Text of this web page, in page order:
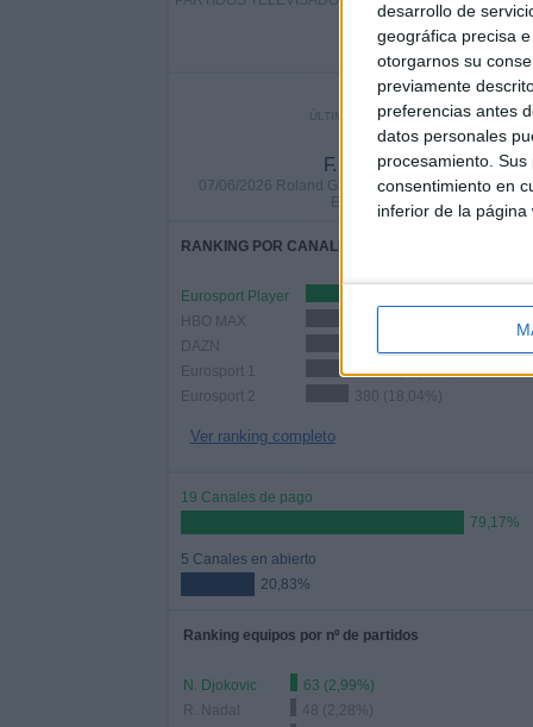
desarrollo de
geográfica precisa
otorgarnos su
previamente
preferencias antes
datos personales
procesamiento.
consentimiento en
inferior de la página
98,34%
ÚLTIMO PARTIDO EN ABIERTO
F. Cobolli - A. Zverev
07/06/2026 Roland Garros por Eurosport 1, HBO
Eurosport 4K, DMAX
RANKING POR CANALES
Eurosport Player
HBO MAX
DAZN
Eurosport 1
503 (23,88%)
Eurosport 2
380 (18,04%)
Ver ranking completo
19 Canales de pago
79,17%
5 Canales en abierto
20,83%
Ranking equipos por nº de partidos
N. Djokovic
63 (2,99%)
R. Nadal
48 (2,28%)